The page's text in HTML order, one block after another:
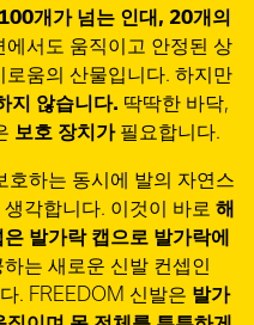
개가 넘는 인대, 20개의
서도 움직이고 안정된 상
움의 산물입니다. 하지만
지 않습니다. 딱딱한 바닥,
보호 장치가 필요합니다.
하는 동시에 발의 자연스
각합니다. 이것이 바로 해
발가락 캡으로 발가락에
는 새로운 신발 컨셉인
. FREEDOM 신발은 발가